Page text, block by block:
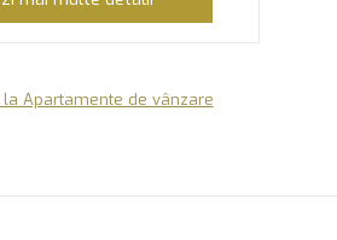
la Apartamente de vânzare